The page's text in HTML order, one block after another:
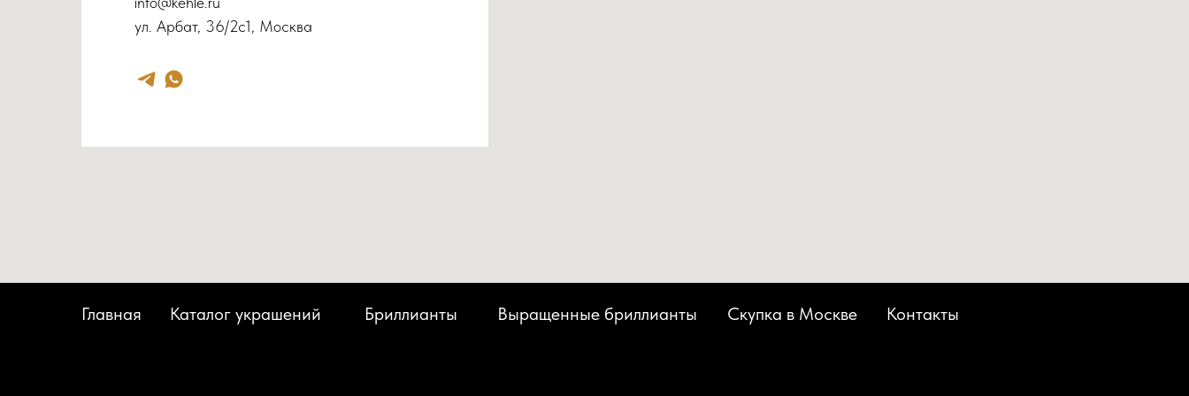
ул. Арбат, 36/2с1, Москва
Главная Каталог украшений Контакты
Скупка в Москве
Выращенные бриллианты
Бриллианты